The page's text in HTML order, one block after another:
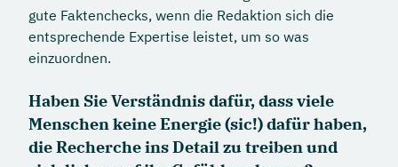
gute Faktenchecks, wenn die Redaktion sich die
entsprechende Expertise leistet, um so was
einzuordnen.
Haben Sie Verständnis dafür, dass viele
Menschen keine Energie (sic!) dafür haben,
die Recherche ins Detail zu treiben und